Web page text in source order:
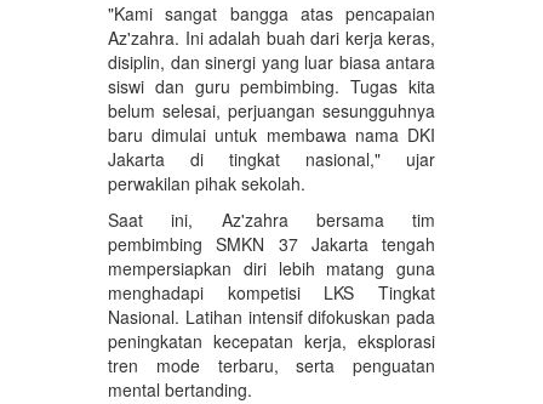
"Kami sangat bangga atas pencapaian
Az'zahra. Ini adalah buah dari kerja keras,
disiplin, dan sinergi yang luar biasa antara
siswi dan guru pembimbing. Tugas kita
belum selesai, perjuangan sesungguhnya
baru dimulai untuk membawa nama DKI
Jakarta di tingkat nasional," ujar
perwakilan pihak sekolah.
Saat ini, Az'zahra bersama tim
pembimbing SMKN 37 Jakarta tengah
mempersiapkan diri lebih matang guna
menghadapi kompetisi LKS Tingkat
Nasional. Latihan intensif difokuskan pada
peningkatan kecepatan kerja, eksplorasi
tren mode terbaru, serta penguatan
mental bertanding.